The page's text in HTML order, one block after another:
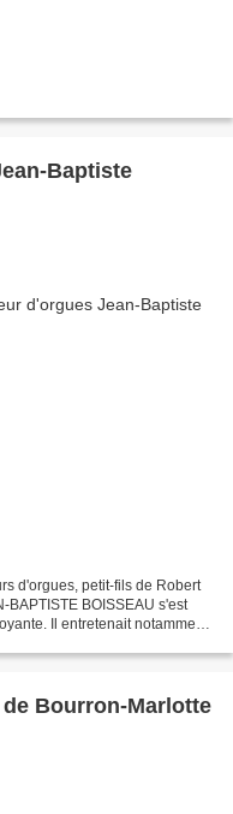
Baptiste
d'orgues, petit-fils de Robert
BAPTISTE BOISSEAU s'est
Il entretenait notamment
Bourron-Marlotte